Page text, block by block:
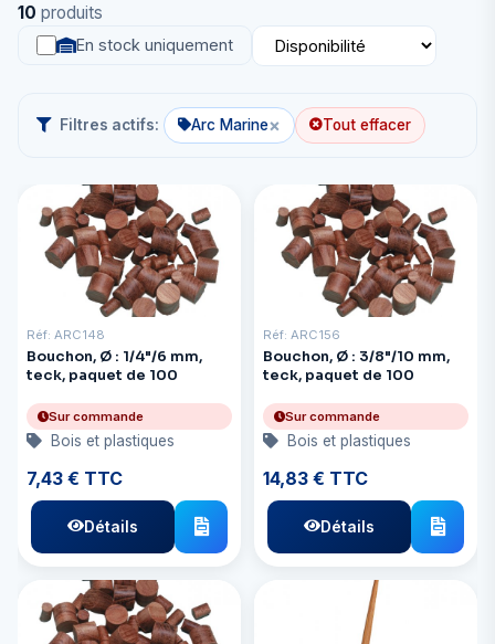
10 produits
En stock uniquement
Filtres actifs: Arc Marine× Tout effacer
Réf: ARC148
Bouchon, Ø : 1/4"/6 mm,
teck, paquet de 100
Sur commande
Bois et plastiques
7,43 € TTC
Détails
Réf: ARC156
Bouchon, Ø : 3/8"/10 mm,
teck, paquet de 100
Sur commande
Bois et plastiques
14,83 € TTC
Détails